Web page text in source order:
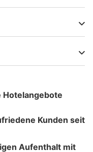
Hotelangebote
Kunden seit
Aufenthalt mit